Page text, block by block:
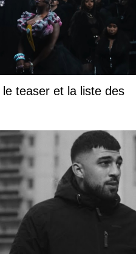
teaser et la liste des